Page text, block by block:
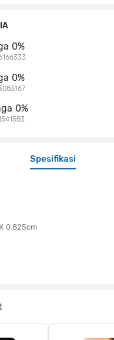
Spesifikasi
0.825cm
0%
0%
0%